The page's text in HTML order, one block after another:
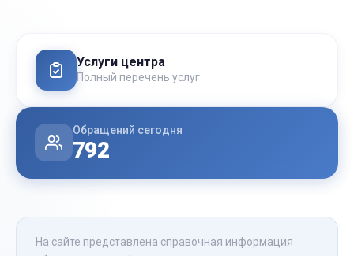
Услуги центра
Полный перечень услуг
Обращений сегодня
792
На сайте представлена справочная информация